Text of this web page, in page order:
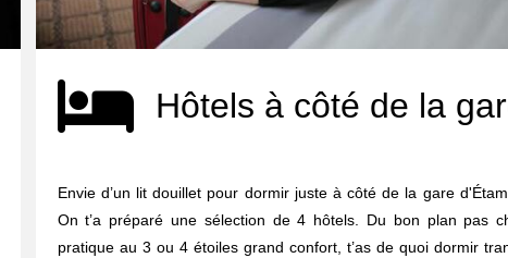
Hôtels à côté de la
Envie d’un lit douillet pour dormir juste à côté de la gare
On t’a préparé une sélection de 4 hôtels. Du bon plan pas
pratique au 3 ou 4 étoiles grand confort, t’as de quoi dormir